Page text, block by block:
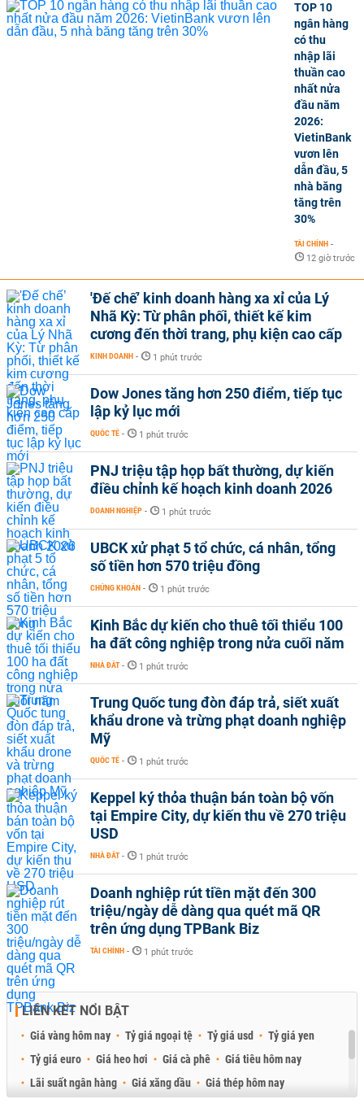
TOP 10
ngân hàng
có thu
nhập lãi
thuần cao
nhất nửa
đầu năm
2026:
VietinBank
vươn lên
dẫn đầu, 5
nhà băng
tăng trên
30%
TÀI CHÍNH -
12 giờ trước
'Đế chế’ kinh doanh hàng xa xỉ của Lý
Nhã Kỳ: Từ phân phối, thiết kế kim
cương đến thời trang, phụ kiện cao cấp
KINH DOANH - 1 phút trước
Dow Jones tăng hơn 250 điểm, tiếp tục
lập kỷ lục mới
QUỐC TẾ - 1 phút trước
PNJ triệu tập họp bất thường, dự kiến
điều chỉnh kế hoạch kinh doanh 2026
DOANH NGHIỆP - 1 phút trước
UBCK xử phạt 5 tổ chức, cá nhân, tổng
số tiền hơn 570 triệu đồng
CHỨNG KHOÁN - 1 phút trước
Kinh Bắc dự kiến cho thuê tối thiểu 100
ha đất công nghiệp trong nửa cuối năm
NHÀ ĐẤT - 1 phút trước
Trung Quốc tung đòn đáp trả, siết xuất
khẩu drone và trừng phạt doanh nghiệp
Mỹ
QUỐC TẾ - 1 phút trước
Keppel ký thỏa thuận bán toàn bộ vốn
tại Empire City, dự kiến thu về 270 triệu
USD
NHÀ ĐẤT - 1 phút trước
Doanh nghiệp rút tiền mặt đến 300
triệu/ngày dễ dàng qua quét mã QR
trên ứng dụng TPBank Biz
TÀI CHÍNH - 1 phút trước
LIÊN KẾT NỔI BẬT
Giá vàng hôm nay Tỷ giá ngoại tệ Tỷ giá usd
Tỷ giá yen
Tỷ giá euro
Giá heo hơi Giá cà phê
Giá tiêu hôm nay
Lãi suất ngân hàng
Giá xăng dầu
Giá thép hôm nay